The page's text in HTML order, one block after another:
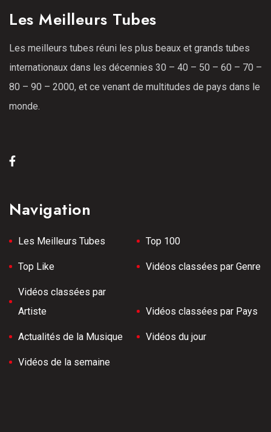
Les Meilleurs Tubes
Les meilleurs tubes réuni les plus beaux et grands tubes
internationaux dans les décennies 30 – 40 – 50 – 60 – 70 –
80 – 90 – 2000, et ce venant de multitudes de pays dans le
monde.
Navigation
Les Meilleurs Tubes Top 100
Top Like Vidéos classées par Genre
Vidéos classées par
Artiste
Vidéos classées par Pays
Actualités de la Musique Vidéos du jour
Vidéos de la semaine